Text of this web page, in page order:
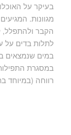
בעיקר על
מגוונות.
הקבר ולהתפלל,
לתלות בדים על
במים שנמצאים
במסגרת
רווחה (במיוחד